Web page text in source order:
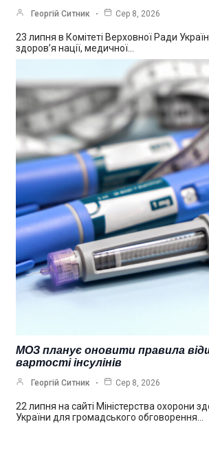
Георгій Ситник Сер 8, 2026
23 липня в Комітеті Верховної Ради
здоров’я нації, медичної…
МОЗ планує оновити правила
вартості інсулінів
Георгій Ситник Сер 8, 2026
22 липня на сайті Міністерства охорони
України для громадського обговорення…